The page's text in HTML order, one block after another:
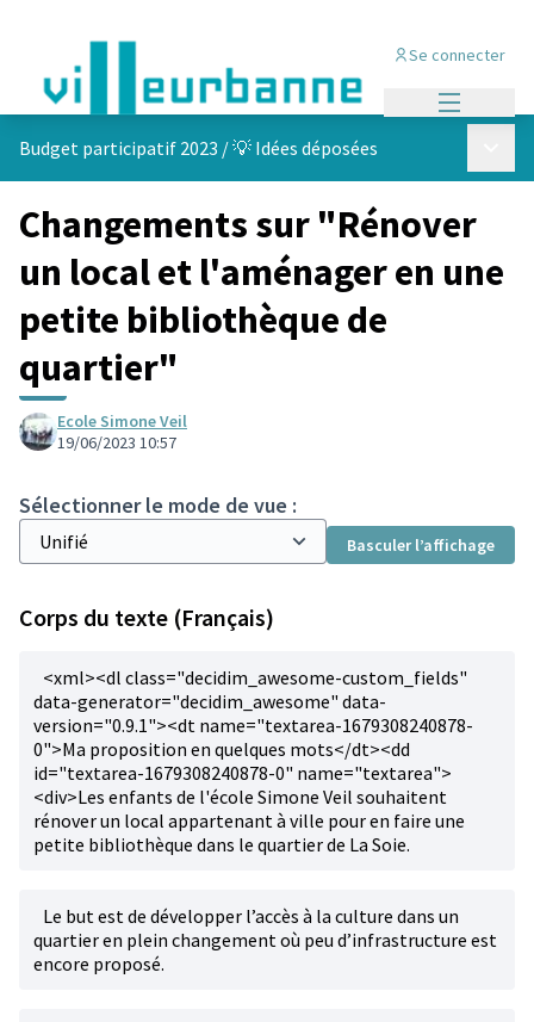
Se connecter
Budget participatif 2023 /💡 Idées déposées
Changements sur "Rénover
un local et l'aménager en une
petite bibliothèque de
quartier"
Ecole Simone Veil
19/06/2023 10:57
Sélectionner le mode de vue :
Basculer l’affichage
Corps du texte (Français)
<xml><dl class="decidim_awesome-custom_fields"
data-generator="decidim_awesome" data-
version="0.9.1"><dt name="textarea-1679308240878-
0">Ma proposition en quelques mots</dt><dd
id="textarea-1679308240878-0" name="textarea">
<div>Les enfants de l'école Simone Veil souhaitent
rénover un local appartenant à ville pour en faire une
petite bibliothèque dans le quartier de La Soie.
Le but est de développer l’accès à la culture dans un
quartier en plein changement où peu d’infrastructure est
encore proposé.